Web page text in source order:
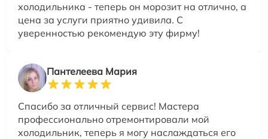
холодильника - теперь он морозит на отлично, а
цена за услуги приятно удивила. С
уверенностью рекомендую эту фирму!
Пантелеева Мария
Спасибо за отличный сервис! Мастера
профессионально отремонтировали мой
холодильник, теперь я могу наслаждаться его